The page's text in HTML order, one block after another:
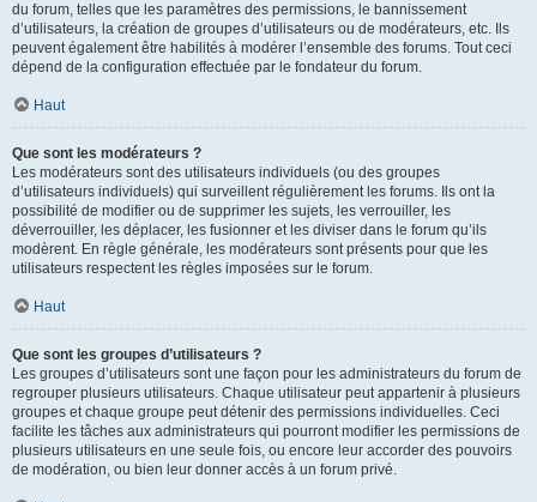
du forum, telles que les paramètres des permissions, le bannissement
d’utilisateurs, la création de groupes d’utilisateurs ou de modérateurs, etc. Ils
peuvent également être habilités à modérer l’ensemble des forums. Tout ceci
dépend de la configuration effectuée par le fondateur du forum.
Haut
Que sont les modérateurs ?
Les modérateurs sont des utilisateurs individuels (ou des groupes
d’utilisateurs individuels) qui surveillent régulièrement les forums. Ils ont la
possibilité de modifier ou de supprimer les sujets, les verrouiller, les
déverrouiller, les déplacer, les fusionner et les diviser dans le forum qu’ils
modèrent. En règle générale, les modérateurs sont présents pour que les
utilisateurs respectent les règles imposées sur le forum.
Haut
Que sont les groupes d’utilisateurs ?
Les groupes d’utilisateurs sont une façon pour les administrateurs du forum de
regrouper plusieurs utilisateurs. Chaque utilisateur peut appartenir à plusieurs
groupes et chaque groupe peut détenir des permissions individuelles. Ceci
facilite les tâches aux administrateurs qui pourront modifier les permissions de
plusieurs utilisateurs en une seule fois, ou encore leur accorder des pouvoirs
de modération, ou bien leur donner accès à un forum privé.